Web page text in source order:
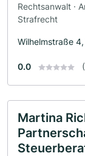
Rechtsanwalt ·
Strafrecht
Wilhelmstraße
0.0
Martina